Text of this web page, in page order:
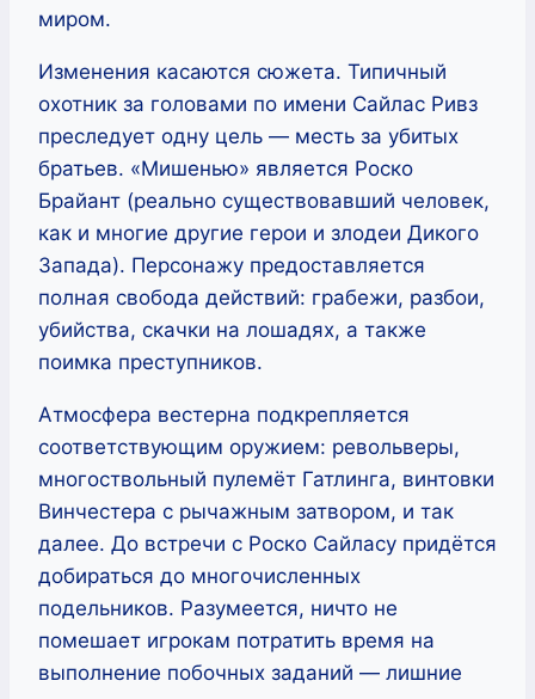
миром.
Изменения касаются сюжета. Типичный
охотник за головами по имени Сайлас Ривз
преследует одну цель — месть за убитых
братьев. «Мишенью» является Роско
Брайант (реально существовавший человек,
как и многие другие герои и злодеи Дикого
Запада). Персонажу предоставляется
полная свобода действий: грабежи, разбои,
убийства, скачки на лошадях, а также
поимка преступников.
Атмосфера вестерна подкрепляется
соответствующим оружием: револьверы,
многоствольный пулемёт Гатлинга, винтовки
Винчестера с рычажным затвором, и так
далее. До встречи с Роско Сайласу придётся
добираться до многочисленных
подельников. Разумеется, ничто не
помешает игрокам потратить время на
выполнение побочных заданий — лишние